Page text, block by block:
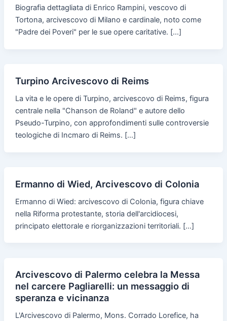
Biografia dettagliata di Enrico Rampini, vescovo di
Tortona, arcivescovo di Milano e cardinale, noto come
"Padre dei Poveri" per le sue opere caritative. […]
Turpino Arcivescovo di Reims
La vita e le opere di Turpino, arcivescovo di Reims, figura
centrale nella "Chanson de Roland" e autore dello
Pseudo-Turpino, con approfondimenti sulle controversie
teologiche di Incmaro di Reims. […]
Ermanno di Wied, Arcivescovo di Colonia
Ermanno di Wied: arcivescovo di Colonia, figura chiave
nella Riforma protestante, storia dell'arcidiocesi,
principato elettorale e riorganizzazioni territoriali. […]
Arcivescovo di Palermo celebra la Messa
nel carcere Pagliarelli: un messaggio di
speranza e vicinanza
L'Arcivescovo di Palermo, Mons. Corrado Lorefice, ha